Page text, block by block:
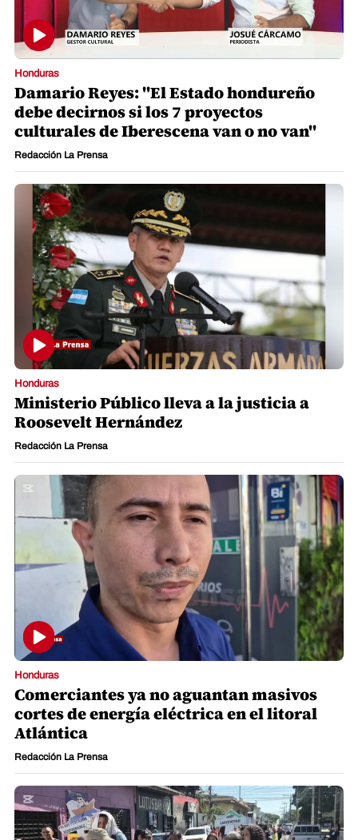
Honduras
Damario Reyes: "El Estado hondureño
debe decirnos si los 7 proyectos
culturales de Iberescena van o no van"
Redacción La Prensa
Honduras
Ministerio Público lleva a la justicia a
Roosevelt Hernández
Redacción La Prensa
Honduras
Comerciantes ya no aguantan masivos
cortes de energía eléctrica en el litoral
Atlántica
Redacción La Prensa